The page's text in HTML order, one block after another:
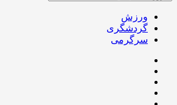
ورزش
گردشگری
سرگرمی